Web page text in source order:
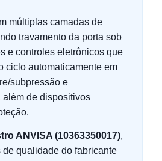
múltiplas camadas de
travamento da porta sob
e controles eletrônicos que
ciclo automaticamente em
subpressão e
além de dispositivos
ANVISA (10363350017),
qualidade do fabricante